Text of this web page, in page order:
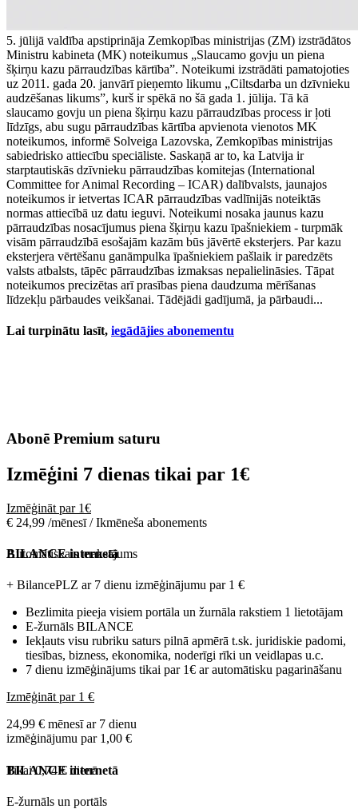
5. jūlijā valdība apstiprināja Zemkopības ministrijas (ZM) izstrādātos
Ministru kabineta (MK) noteikumus „Slaucamo govju un piena
šķirņu kazu pārraudzības kārtība”. Noteikumi izstrādāti pamatojoties
uz 2011. gada 20. janvārī pieņemto likumu „Ciltsdarba un dzīvnieku
audzēšanas likums”, kurš ir spēkā no šā gada 1. jūlija. Tā kā
slaucamo govju un piena šķirņu kazu pārraudzības process ir ļoti
līdzīgs, abu sugu pārraudzības kārtība apvienota vienotos MK
noteikumos, informē Solveiga Lazovska, Zemkopības ministrijas
sabiedrisko attiecību speciāliste. Saskaņā ar to, ka Latvija ir
starptautiskās dzīvnieku pārraudzības komitejas (International
Committee for Animal Recording – ICAR) dalībvalsts, jaunajos
noteikumos ir ietvertas ICAR pārraudzības vadlīnijās noteiktās
normas attiecībā uz datu ieguvi. Noteikumi nosaka jaunus kazu
pārraudzības nosacījumus piena šķirņu kazu īpašniekiem - turpmāk
visām pārraudzībā esošajām kazām būs jāvērtē eksterjers. Par kazu
eksterjera vērtēšanu ganāmpulka īpašniekiem pašlaik ir paredzēts
valsts atbalsts, tāpēc pārraudzības izmaksas nepalielināsies. Tāpat
noteikumos precizētas arī prasības piena daudzuma mērīšanas
līdzekļu pārbaudes veikšanai. Tādējādi gadījumā, ja pārbaudi...
Lai turpinātu lasīt, iegādājies abonementu
Abonē Premium saturu
Izmēģini 7 dienas tikai par 1€
Izmēģināt par 1€
€ 24,99 /mēnesī / Ikmēneša abonements
Automātiskais maksājums
BILANCE internetā
+ BilancePLZ ar 7 dienu izmēģinājumu par 1 €
Bezlimita pieeja visiem portāla un žurnāla rakstiem 1 lietotājam
E-žurnāls BILANCE
Iekļauts visu rubriku saturs pilnā apmērā t.sk. juridiskie padomi,
tiesības, bizness, ekonomika, noderīgi rīki un veidlapas u.c.
7 dienu izmēģinājums tikai par 1€ ar automātisku pagarināšanu
Izmēģināt par 1 €
24,99 € mēnesī ar 7 dienu
izmēģinājumu par 1,00 €
Tikai 0,74 € dienā
BILANCE internetā
E-žurnāls un portāls